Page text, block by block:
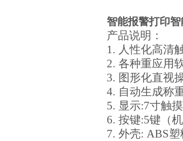
智能报警打印
产品说明：
1. 人性化高清
2. 各种重应用
3. 图形化直视
4. 自动生成称
5. 显示:7寸触
6. 按键:5键（
7. 外壳: ABS塑